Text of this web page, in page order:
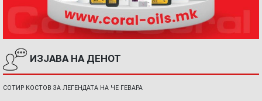
ИЗЈАВА НА ДЕНОТ
СОТИР КОСТОВ ЗА ЛЕГЕНДАТА НА ЧЕ ГЕВАРА